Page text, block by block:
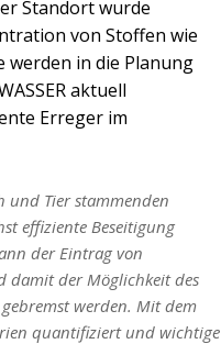
Standort wurde
von Stoffen wie
werden in die Planung
aktuell
Erreger im
und Tier stammenden
effiziente Beseitigung
der Eintrag von
damit der Möglichkeit des
werden. Mit dem
quantifiziert und wichtige